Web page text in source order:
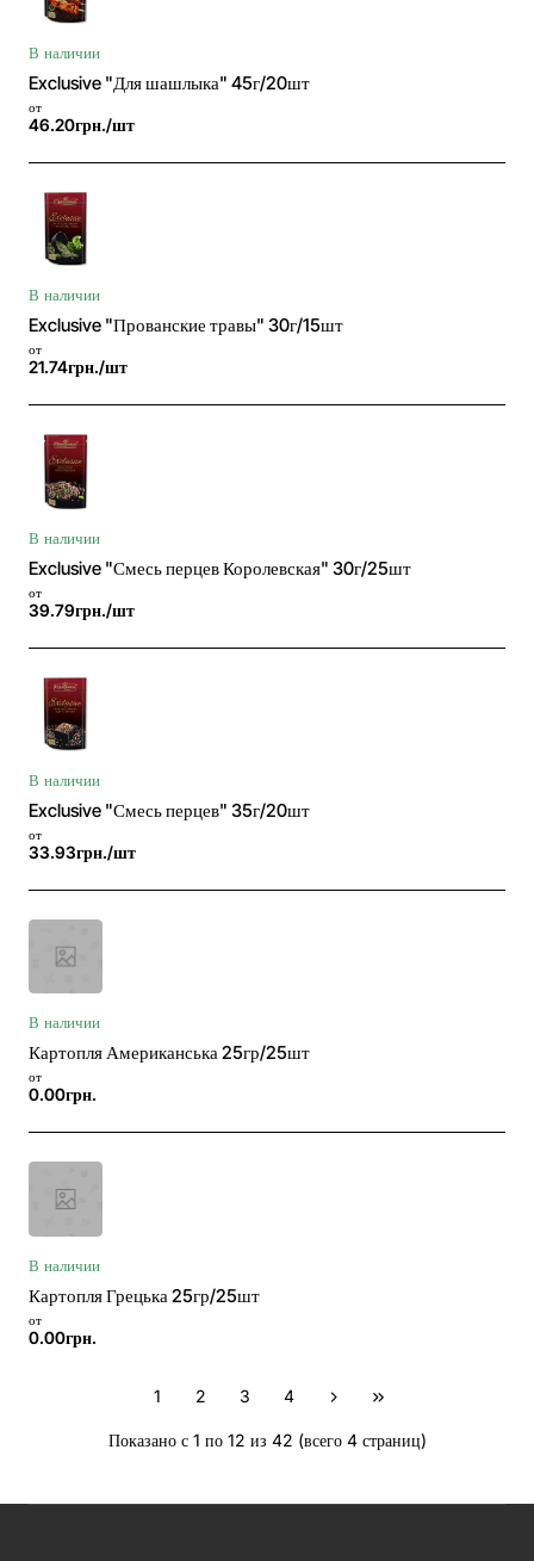
В наличии
Exclusive "Для шашлыка" 45г/20шт
от
46.20грн./шт
В наличии
Exclusive "Прованские травы" 30г/15шт
от
21.74грн./шт
В наличии
Exclusive "Смесь перцев Королевская" 30г/25шт
от
39.79грн./шт
В наличии
Exclusive "Смесь перцев" 35г/20шт
от
33.93грн./шт
В наличии
Картопля Американська 25гр/25шт
от
0.00грн.
В наличии
Картопля Грецька 25гр/25шт
от
0.00грн.
1 2 3 4
Показано с 1 по 12 из 42 (всего 4 страниц)